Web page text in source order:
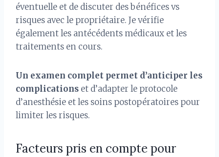
éventuelle et de discuter des bénéfices vs
risques avec le propriétaire. Je vérifie
également les antécédents médicaux et les
traitements en cours.
Un examen complet permet d’anticiper les
complications et d’adapter le protocole
d’anesthésie et les soins postopératoires pour
limiter les risques.
Facteurs pris en compte pour